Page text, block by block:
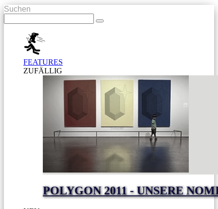
Suchen
FEATURES
ZUFÄLLIG
POLYGON 2011 - UNSERE